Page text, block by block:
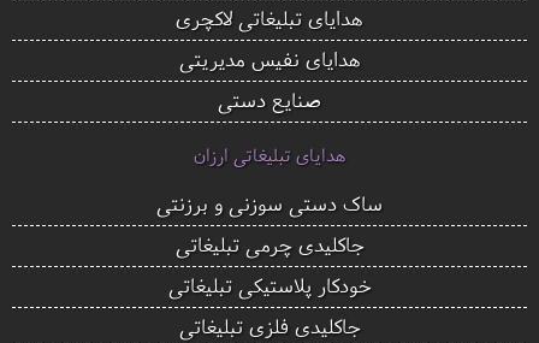
هدایای تبلیغاتی لاکچری
هدایای نفیس مدیریتی
صنایع دستی
هدایای تبلیغاتی ارزان
ساک دستی سوزنی و برزنتی
جاکلیدی چرمی تبلیغاتی
خودکار پلاستیکی تبلیغاتی
جاکلیدی فلزی تبلیغاتی